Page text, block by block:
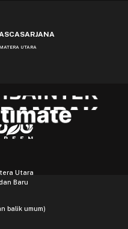
UTARA
Utara
Baru
balik umum)